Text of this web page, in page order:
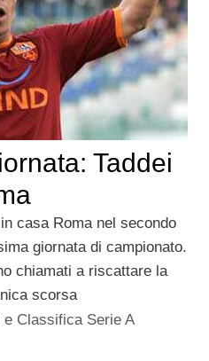
Taddei
casa Roma nel secondo
giornata di campionato.
chiamati a riscattare la
scorsa
e Classifica Serie A